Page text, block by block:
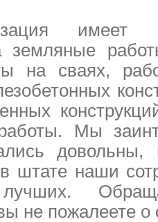
имеет
земляные
на сваях,
Мы
довольны,
штате наши
не пожалеете